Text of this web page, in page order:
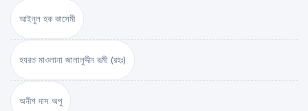
আইনুল হক কাসেমী
হযরত মাওলানা জালালুদ্দীন রূমী (রহঃ)
অনীশ দাস অপু